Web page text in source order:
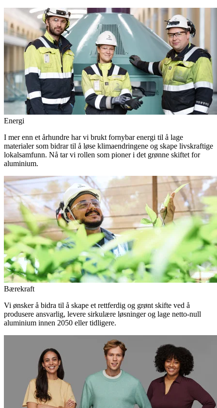
Energi
I mer enn et århundre har vi brukt fornybar energi til å lage
materialer som bidrar til å løse klimaendringene og skape livskraftige
lokalsamfunn. Nå tar vi rollen som pioner i det grønne skiftet for
aluminium.
Bærekraft
Vi ønsker å bidra til å skape et rettferdig og grønt skifte ved å
produsere ansvarlig, levere sirkulære løsninger og lage netto-null
aluminium innen 2050 eller tidligere.